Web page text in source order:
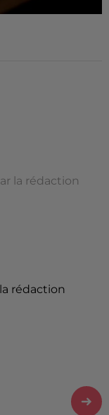
la rédaction
rédaction